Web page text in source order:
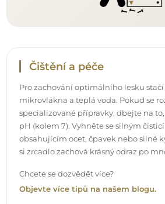
Doručení až domů
Nabízíme službu doručení až domů,
převezmete zásilku přímo u svých
nabízíme také
službu vnesení dovnitř
doručit zásilku přímo do vašeho domu
80×120 cm nebo průměr 100 cm). U
může být potřeba menší pomoc, např.
kurýr zásilku do vnitřku vašeho domu